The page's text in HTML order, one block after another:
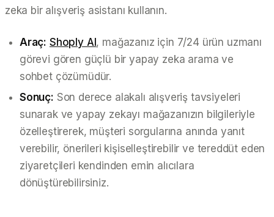
zeka bir alışveriş asistanı kullanın.
Araç: Shoply AI, mağazanız için 7/24 ürün uzmanı
görevi gören güçlü bir yapay zeka arama ve
sohbet çözümüdür.
Sonuç: Son derece alakalı alışveriş tavsiyeleri
sunarak ve yapay zekayı mağazanızın bilgileriyle
özelleştirerek, müşteri sorgularına anında yanıt
verebilir, önerileri kişiselleştirebilir ve tereddüt eden
ziyaretçileri kendinden emin alıcılara
dönüştürebilirsiniz.